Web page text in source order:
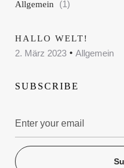
Allgemein (1)
HALLO WELT!
2. März 2023
Allgemein
SUBSCRIBE